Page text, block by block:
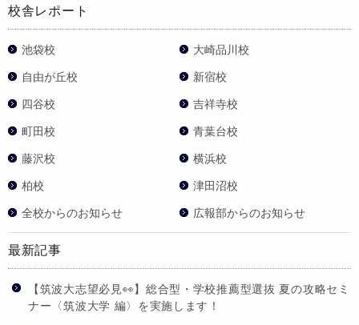
校舎レポート
池袋校 大崎品川校
自由が丘校 新宿校
四谷校 吉祥寺校
町田校 青葉台校
藤沢校 横浜校
柏校 津田沼校
全校からのお知らせ 広報部からのお知らせ
最新記事
【筑波大志望必見👀】総合型・学校推薦型選抜 夏の攻略セミ
ナー〈筑波大学 編〉を実施します！